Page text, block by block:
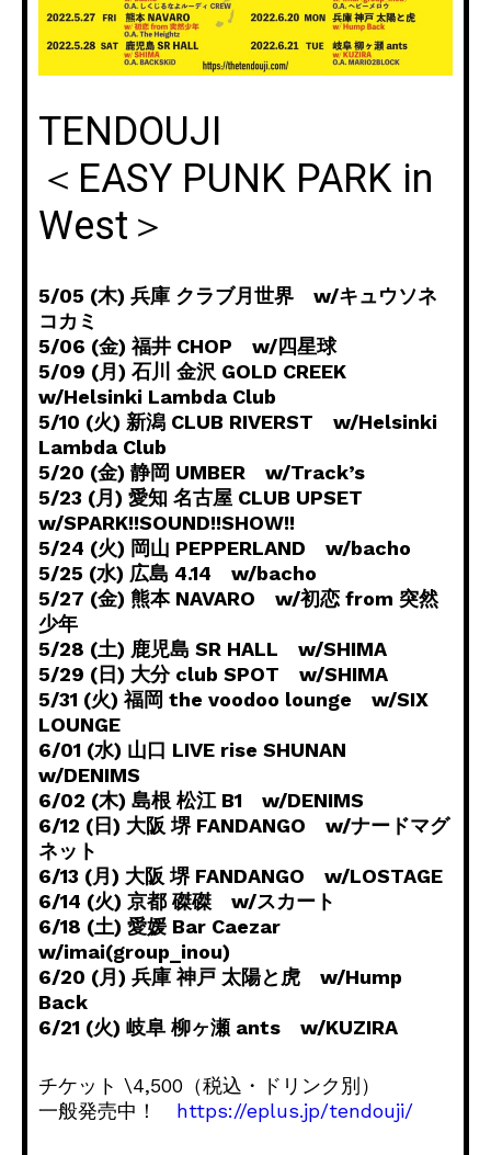
TENDOUJI
＜EASY PUNK PARK in
West＞
5/05 (木) 兵庫 クラブ月世界 w/キュウソネ
コカミ
5/06 (金) 福井 CHOP w/四星球
5/09 (月) 石川 金沢 GOLD CREEK
w/Helsinki Lambda Club
5/10 (火) 新潟 CLUB RIVERST w/Helsinki
Lambda Club
5/20 (金) 静岡 UMBER w/Track’s
5/23 (月) 愛知 名古屋 CLUB UPSET
w/SPARK!!SOUND!!SHOW!!
5/24 (火) 岡山 PEPPERLAND w/bacho
5/25 (水) 広島 4.14 w/bacho
5/27 (金) 熊本 NAVARO w/初恋 from 突然
少年
5/28 (土) 鹿児島 SR HALL w/SHIMA
5/29 (日) 大分 club SPOT w/SHIMA
5/31 (火) 福岡 the voodoo lounge w/SIX
LOUNGE
6/01 (水) 山口 LIVE rise SHUNAN
w/DENIMS
6/02 (木) 島根 松江 B1 w/DENIMS
6/12 (日) 大阪 堺 FANDANGO w/ナードマグ
ネット
6/13 (月) 大阪 堺 FANDANGO w/LOSTAGE
6/14 (火) 京都 磔磔 w/スカート
6/18 (土) 愛媛 Bar Caezar
w/imai(group_inou)
6/20 (月) 兵庫 神戸 太陽と虎 w/Hump
Back
6/21 (火) 岐阜 柳ヶ瀬 ants w/KUZIRA
チケット \4,500（税込・ドリンク別）
一般発売中！ https://eplus.jp/tendouji/